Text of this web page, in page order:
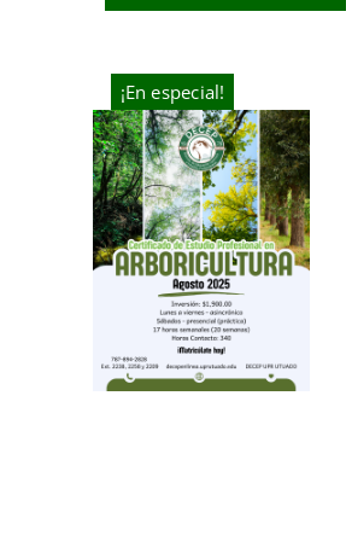
¡En especial!